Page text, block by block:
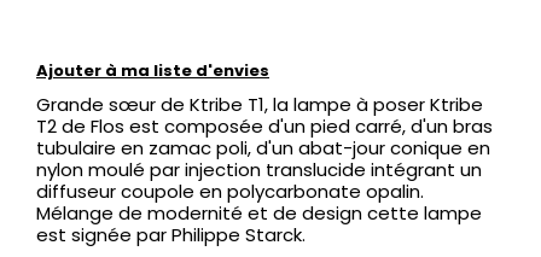
Ajouter à ma liste d'envies
Grande sœur de Ktribe T1, la lampe à poser Ktribe
T2 de Flos est composée d'un pied carré, d'un bras
tubulaire en zamac poli, d'un abat-jour conique en
nylon moulé par injection translucide intégrant un
diffuseur coupole en polycarbonate opalin.
Mélange de modernité et de design cette lampe
est signée par Philippe Starck.